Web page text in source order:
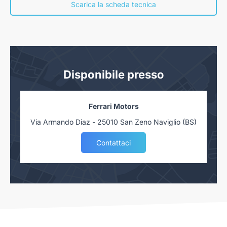
Scarica la scheda tecnica
Disponibile presso
Ferrari Motors
Via Armando Diaz - 25010 San Zeno Naviglio (BS)
Contattaci